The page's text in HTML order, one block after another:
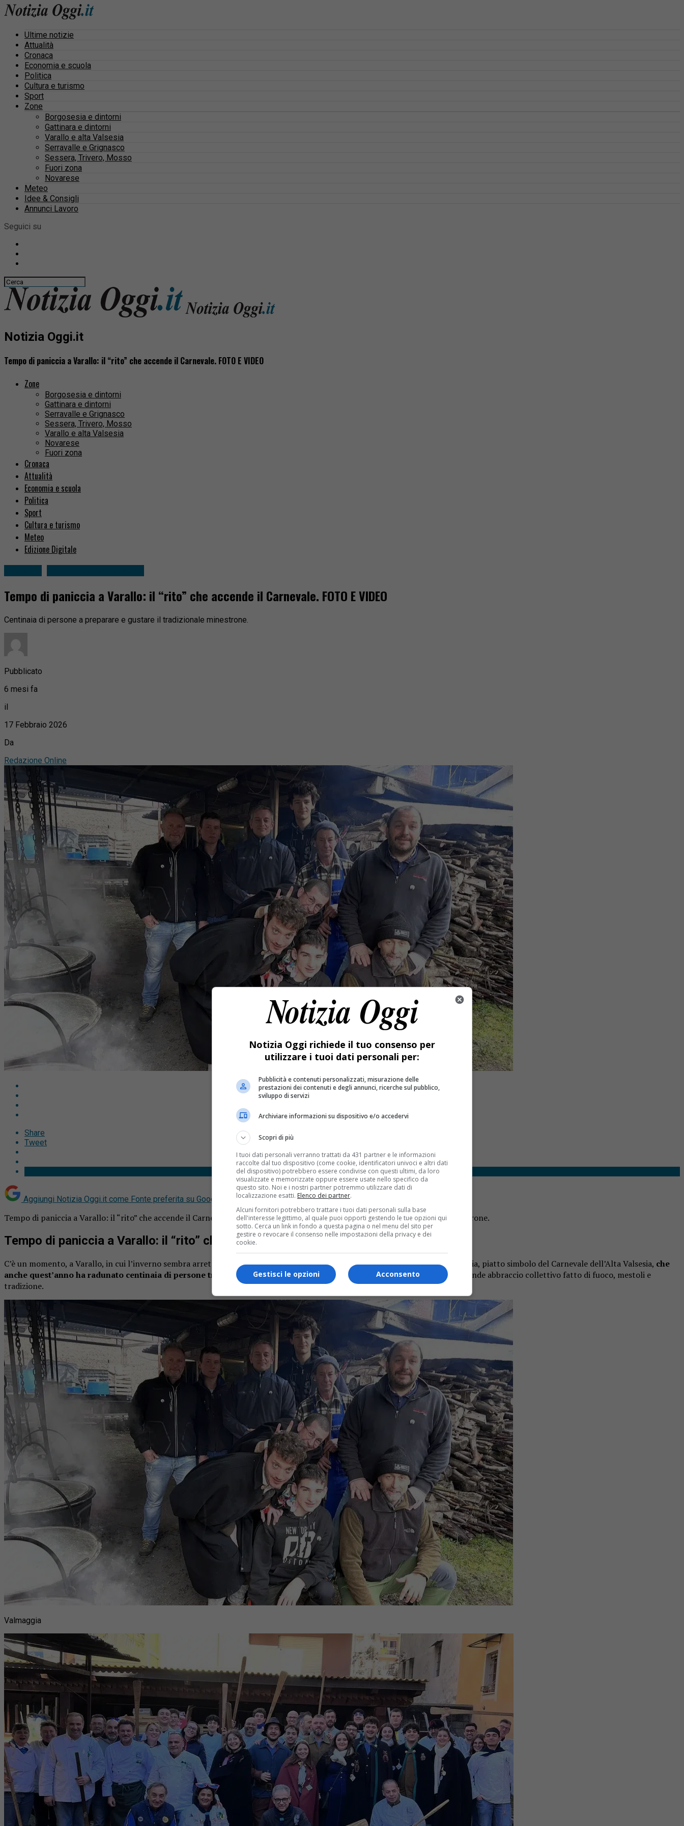
Ultime notizie
Attualità
Cronaca
Economia e scuola
Politica
Cultura e turismo
Sport
Zone
Borgosesia e dintorni
Gattinara e dintorni
Varallo e alta Valsesia
Serravalle e Grignasco
Sessera, Trivero, Mosso
Fuori zona
Novarese
Meteo
Idee & Consigli
Annunci Lavoro
Seguici su
Notizia Oggi.it
Tempo di paniccia a Varallo: il “rito” che accende il Carnevale. FOTO E VIDEO
Zone
Borgosesia e dintorni
Gattinara e dintorni
Serravalle e Grignasco
Sessera, Trivero, Mosso
Varallo e alta Valsesia
Novarese
Fuori zona
Cronaca
Attualità
Economia e scuola
Politica
Sport
Cultura e turismo
Meteo
Edizione Digitale
Tempo di paniccia a Varallo: il “rito” che accende il Carnevale. FOTO E VIDEO
Centinaia di persone a preparare e gustare il tradizionale minestrone.
Pubblicato
6 mesi fa
il
17 Febbraio 2026
Da
Redazione Online
Share
Tweet
Aggiungi Notizia Oggi.it come Fonte preferita su Google
Tempo di paniccia a Varallo: il “rito” che accende il Carnevale. Centinaia di persone a preparare e gustare il tradizionale minestrone.
Tempo di paniccia a Varallo: il “rito” che accende il Carnevale
C’è un momento, a Varallo, in cui l’inverno sembra arretrare davanti al vapore che sale dai calderoni. È il momento della paniccia, piatto simbolo del Carnevale dell’Alta Valsesia, che
anche quest’anno ha radunato centinaia di persone tra il centro e le frazioni, trasformando cortili, piazze e rioni in un grande abbraccio collettivo fatto di fuoco, mestoli e
tradizione.
Valmaggia
Notizia Oggi richiede il tuo consenso per
utilizzare i tuoi dati personali per:
Pubblicità e contenuti personalizzati, misurazione delle
prestazioni dei contenuti e degli annunci, ricerche sul pubblico,
sviluppo di servizi
Archiviare informazioni su dispositivo e/o accedervi
Scopri di più
I tuoi dati personali verranno trattati da 431 partner e le informazioni
raccolte dal tuo dispositivo (come cookie, identificatori univoci e altri dati
del dispositivo) potrebbero essere condivise con questi ultimi, da loro
visualizzate e memorizzate oppure essere usate nello specifico da
questo sito. Noi e i nostri partner potremmo utilizzare dati di
localizzazione esatti. Elenco dei partner.
Alcuni fornitori potrebbero trattare i tuoi dati personali sulla base
dell'interesse legittimo, al quale puoi opporti gestendo le tue opzioni qui
sotto. Cerca un link in fondo a questa pagina o nel menu del sito per
gestire o revocare il consenso nelle impostazioni della privacy e dei
cookie.
Acconsento
Gestisci le opzioni